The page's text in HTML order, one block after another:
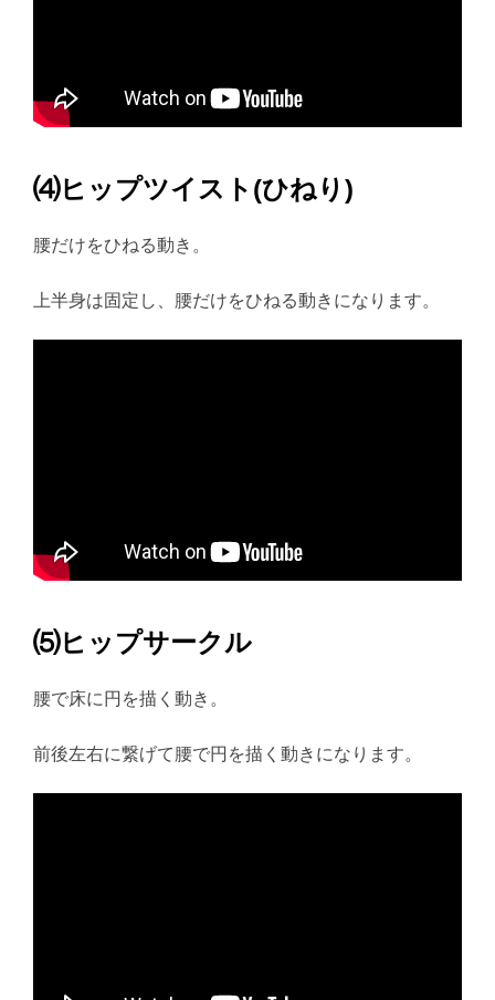
⑷ヒップツイスト(ひねり)
腰だけをひねる動き。
上半身は固定し、腰だけをひねる動きになります。
⑸ヒップサークル
腰で床に円を描く動き。
前後左右に繋げて腰で円を描く動きになります。